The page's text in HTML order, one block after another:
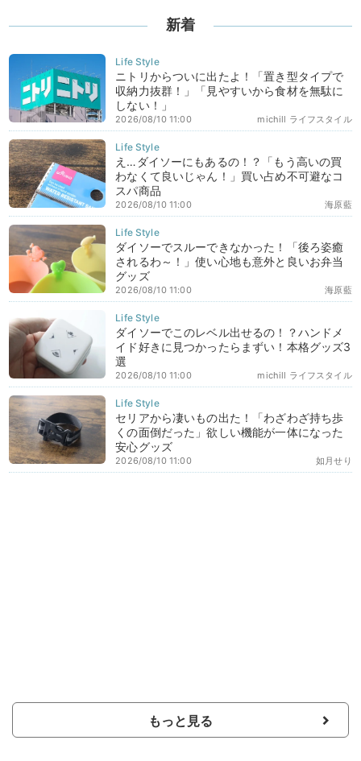
新着
ニトリからついに出たよ！「置き型タイプで
収納力抜群！」「見やすいから食材を無駄に
しない！」
michill ライフスタイル
2026/08/10 11:00
え…ダイソーにもあるの！？「もう高いの買
わなくて良いじゃん！」買い占め不可避なコ
スパ商品
海原藍
2026/08/10 11:00
ダイソーでスルーできなかった！「後ろ姿癒
されるわ～！」使い心地も意外と良いお弁当
グッズ
海原藍
2026/08/10 11:00
ダイソーでこのレベル出せるの！？ハンドメ
イド好きに見つかったらまずい！本格グッズ3
選
michill ライフスタイル
2026/08/10 11:00
セリアから凄いもの出た！「わざわざ持ち歩
くの面倒だった」欲しい機能が一体になった
安心グッズ
如月せり
2026/08/10 11:00
もっと見る